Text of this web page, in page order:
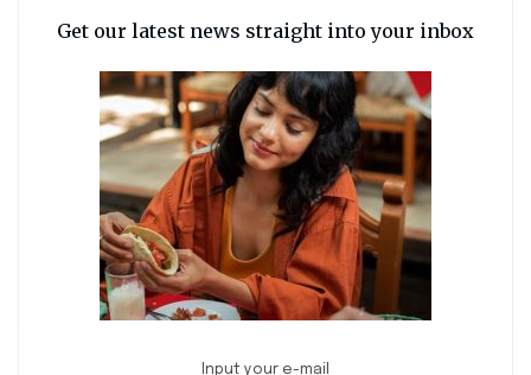
Get our latest news straight into your inbox